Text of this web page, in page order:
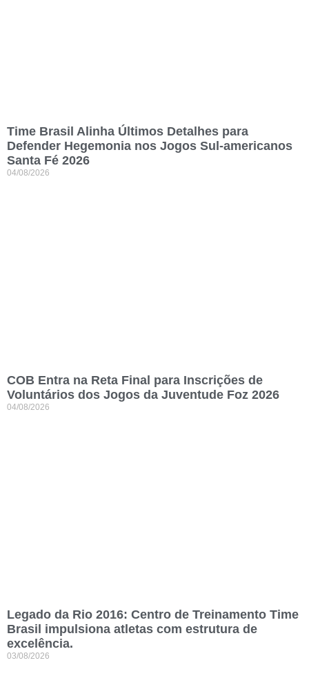
Time Brasil Alinha Últimos Detalhes para
Defender Hegemonia nos Jogos Sul-americanos
Santa Fé 2026
04/08/2026
COB Entra na Reta Final para Inscrições de
Voluntários dos Jogos da Juventude Foz 2026
04/08/2026
Legado da Rio 2016: Centro de Treinamento Time
Brasil impulsiona atletas com estrutura de
excelência.
03/08/2026